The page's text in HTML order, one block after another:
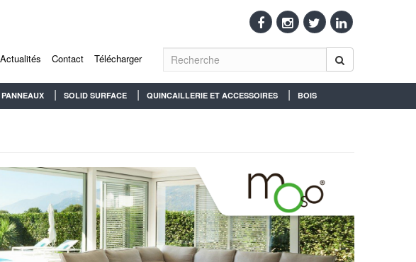
Actualités Contact Télécharger
PANNEAUX SOLID SURFACE QUINCAILLERIE ET ACCESSOIRES BOIS